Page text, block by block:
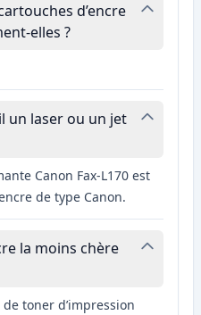
d’encre
elles ?
un laser ou un jet
Canon Fax-L170 est
de type Canon.
la moins chère
toner d’impression